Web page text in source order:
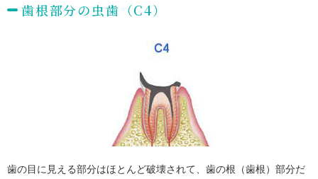
歯根部分の虫歯（C4）
歯の目に見える部分はほとんど破壊されて、歯の根（歯根）部分だ